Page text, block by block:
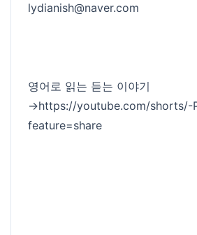
lydianish@naver.com
영어로 읽는 듣는 이야기
→https://youtube.com/shorts/-
feature=share